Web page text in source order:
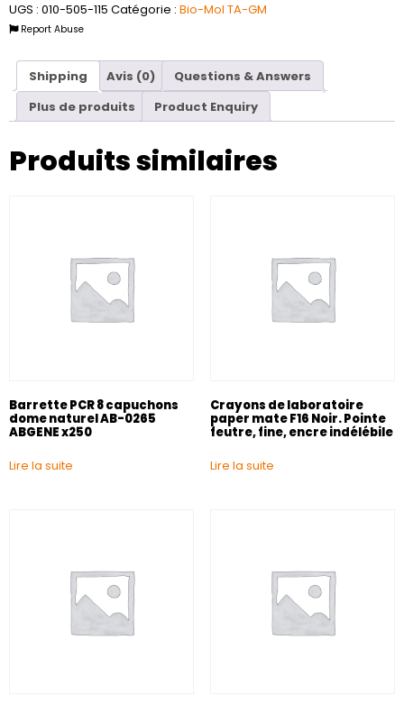
UGS : 010-505-115 Catégorie : Bio-Mol TA-GM
Report Abuse
Shipping Avis (0)
Questions & Answers
Plus de produits
Product Enquiry
Produits similaires
Barrette PCR 8 capuchons
dome naturel AB-0265
ABGENE x250
Lire la suite
Crayons de laboratoire
paper mate F16 Noir. Pointe
feutre, fine, encre indélébile
Lire la suite